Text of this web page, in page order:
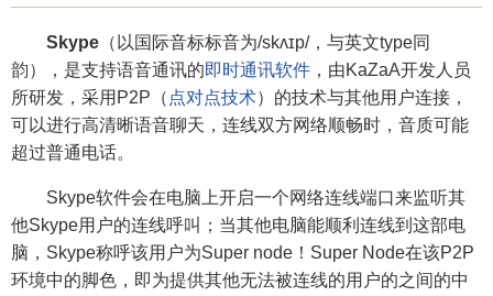
Skype （以国际音标标音为/skʌɪp/，与英文type同
韵），是支持语音通讯的即时通讯软件 ，由KaZaA开发人员
所研发，采用P2P（ 点对点技术）的技术与其他用户连接，
可以进行高清晰语音聊天，连线双方网络顺畅时，音质可能
超过普通电话。
Skype软件会在电脑上开启一个网络连线端口来监听其
他Skype用户的连线呼叫；当其他电脑能顺利连线到这部电
脑，Skype称呼该用户为Super node！Super Node在该P2P
环境中的脚色，即为提供其他无法被连线的用户的之间的中